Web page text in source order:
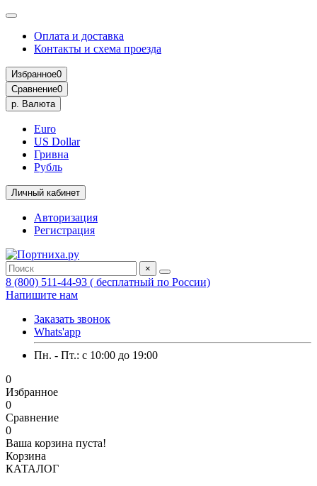
Оплата и доставка
Контакты и схема проезда
Избранное0
Сравнение0
р. Валюта
Euro
US Dollar
Гривна
Рубль
Личный кабинет
Авторизация
Регистрация
×
8 (800) 511-44-93 ( бесплатный по России)
Напишите нам
Заказать звонок
Whats'app
Пн. - Пт.: c 10:00 до 19:00
0
Избранное
0
Сравнение
0
Ваша корзина пуста!
Корзина
КАТАЛОГ